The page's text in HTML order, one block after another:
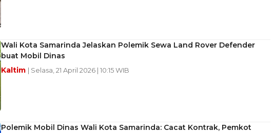
Wali Kota Samarinda Jelaskan Polemik Sewa Land Rover Defender
buat Mobil Dinas
Kaltim | Selasa, 21 April 2026 | 10:15 WIB
Polemik Mobil Dinas Wali Kota Samarinda: Cacat Kontrak, Pemkot